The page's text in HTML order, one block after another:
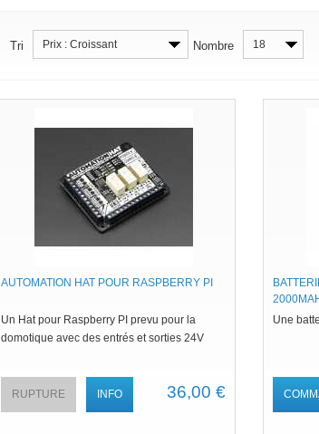
Tri Prix : Croissant Nombre 18
AUTOMATION HAT POUR RASPBERRY PI
Un Hat pour Raspberry PI prevu pour la
domotique avec des entrés et sorties 24V
36,00 €
RUPTURE INFO
Une